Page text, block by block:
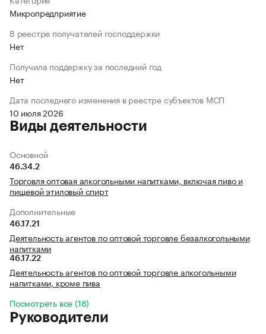
Микропредприятие
В реестре получателей господдержки
Нет
Получила поддержку за последний год
Нет
Дата последнего изменения в реестре субъектов МСП
10 июля 2026
Виды деятельности
Основной
46.34.2
Торговля оптовая алкогольными напитками, включая пиво и
пищевой этиловый спирт
Дополнительные
46.17.21
Деятельность агентов по оптовой торговле безалкогольными
напитками
46.17.22
Деятельность агентов по оптовой торговле алкогольными
напитками, кроме пива
Посмотреть все (18)
Руководители